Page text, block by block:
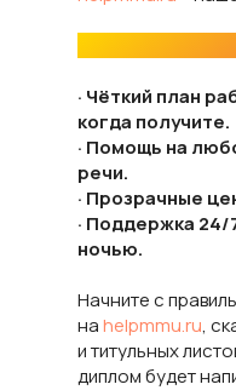
· Чёткий план
когда получите.
· Помощь на
речи.
· Прозрачные
· Поддержка 24/
ночью.
Начните с
наhelpmmu.ru,
и титульных
диплом будет